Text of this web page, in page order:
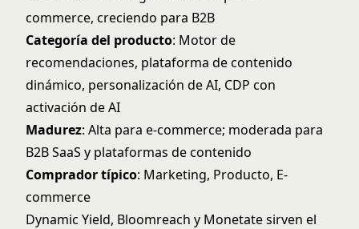
commerce, creciendo para B2B
Categoría del producto: Motor de
recomendaciones, plataforma de contenido
dinámico, personalización de AI, CDP con
activación de AI
Madurez: Alta para e-commerce; moderada para
B2B SaaS y plataformas de contenido
Comprador típico: Marketing, Producto, E-
commerce
Dynamic Yield, Bloomreach y Monetate sirven el